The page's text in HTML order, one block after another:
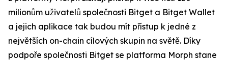
milionům uživatelů společnosti Bitget a Bitget Wallet
a jejich aplikace tak budou mít přístup k jedné z
největších on-chain cílových skupin na světě. Díky
podpoře společnosti Bitget se platforma Morph stane